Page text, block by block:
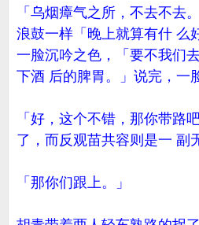
「乌烟瘴气之所，不去不去
浪鼓一样「晚上就算有什 么
一脸沉吟之色，「要不我们
下酒 后的脾胃。」说完，一
「好，这个不错，那你带路
了，而反观苗共容则是一 副
「那你们跟上。」